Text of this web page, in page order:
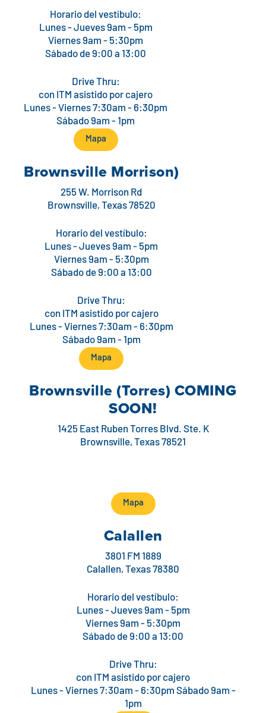
Horario del vestíbulo:
Lunes - Jueves 9am - 5pm
Viernes 9am - 5:30pm
Sábado de 9:00 a 13:00
Drive Thru:
con ITM asistido por cajero
Lunes - Viernes 7:30am - 6:30pm
Sábado 9am - 1pm
Mapa
Brownsville Morrison)
255 W. Morrison Rd
Brownsville, Texas 78520
Horario del vestíbulo:
Lunes - Jueves 9am - 5pm
Viernes 9am - 5:30pm
Sábado de 9:00 a 13:00
Drive Thru:
con ITM asistido por cajero
Lunes - Viernes 7:30am - 6:30pm
Sábado 9am - 1pm
Mapa
Brownsville (Torres) COMING
SOON!
1425 East Ruben Torres Blvd. Ste. K
Brownsville, Texas 78521
Mapa
Calallen
3801 FM 1889
Calallen, Texas 78380
Horario del vestíbulo:
Lunes - Jueves 9am - 5pm
Viernes 9am - 5:30pm
Sábado de 9:00 a 13:00
Drive Thru:
con ITM asistido por cajero
Lunes - Viernes 7:30am - 6:30pm Sábado 9am -
1pm